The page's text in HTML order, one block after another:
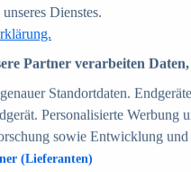
70+
Dienstes.
Partner verarbeiten
Standortdaten.
Personalisierte Werbung
sowie Entwicklung
(Lieferanten)